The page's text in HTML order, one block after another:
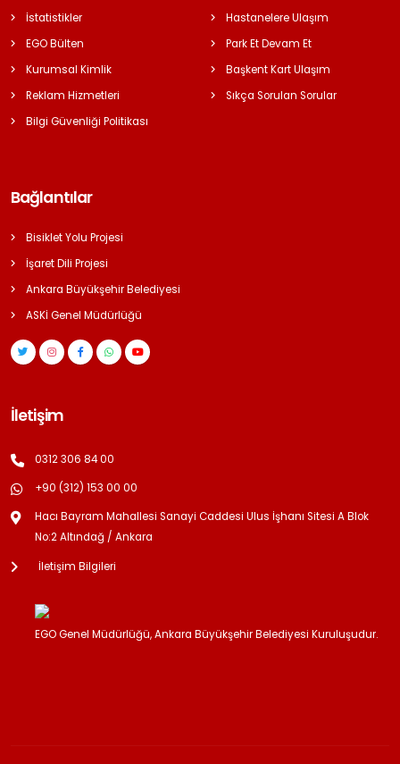
İstatistikler
EGO Bülten
Kurumsal Kimlik
Reklam Hizmetleri
Bilgi Güvenliği Politikası
Hastanelere Ulaşım
Park Et Devam Et
Başkent Kart Ulaşım
Sıkça Sorulan Sorular
Bağlantılar
Bisiklet Yolu Projesi
İşaret Dili Projesi
Ankara Büyükşehir Belediyesi
ASKİ Genel Müdürlüğü
İletişim
0312 306 84 00
+90 (312) 153 00 00
Hacı Bayram Mahallesi Sanayi Caddesi Ulus İşhanı Sitesi A Blok
No:2 Altındağ / Ankara
İletişim Bilgileri
EGO Genel Müdürlüğü, Ankara Büyükşehir Belediyesi Kuruluşudur.